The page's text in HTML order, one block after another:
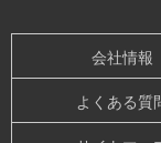
会社情報
よくある質